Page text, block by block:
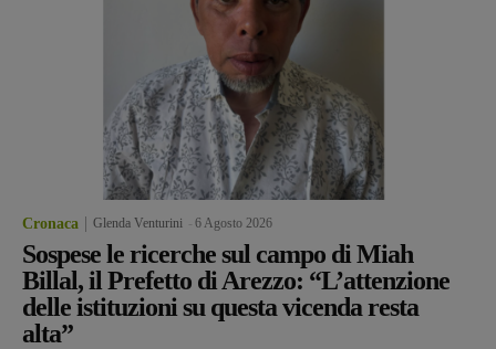
Cronaca Glenda Venturini 6 Agosto 2026
Sospese le ricerche sul campo di Miah
Billal, il Prefetto di Arezzo: “L’attenzione
delle istituzioni su questa vicenda resta
alta”